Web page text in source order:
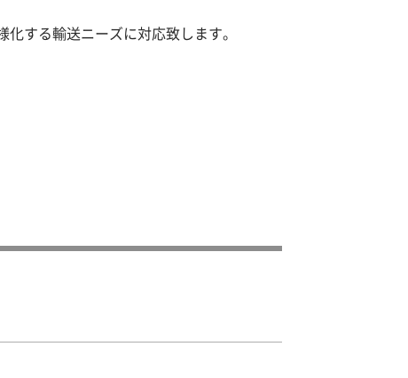
する輸送ニーズに対応致します。